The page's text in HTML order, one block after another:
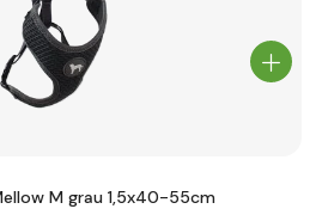
M grau 1,5x40-55cm